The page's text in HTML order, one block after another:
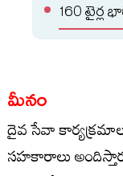
160
మీనం
దైవ సేవా
సహకారాలు